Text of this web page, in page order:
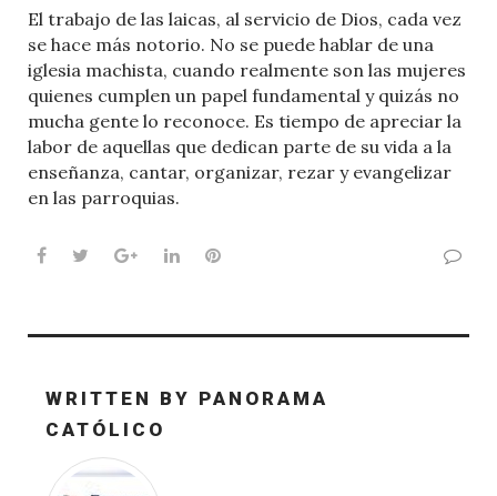
El trabajo de las laicas, al servicio de Dios, cada vez
se hace más notorio. No se puede hablar de una
iglesia machista, cuando realmente son las mujeres
quienes cumplen un papel fundamental y quizás no
mucha gente lo reconoce. Es tiempo de apreciar la
labor de aquellas que dedican parte de su vida a la
enseñanza, cantar, organizar, rezar y evangelizar
en las parroquias.
Facebook
TwitterGoogle+LinkedInPinterest
WRITTEN BY PANORAMA
CATÓLICO